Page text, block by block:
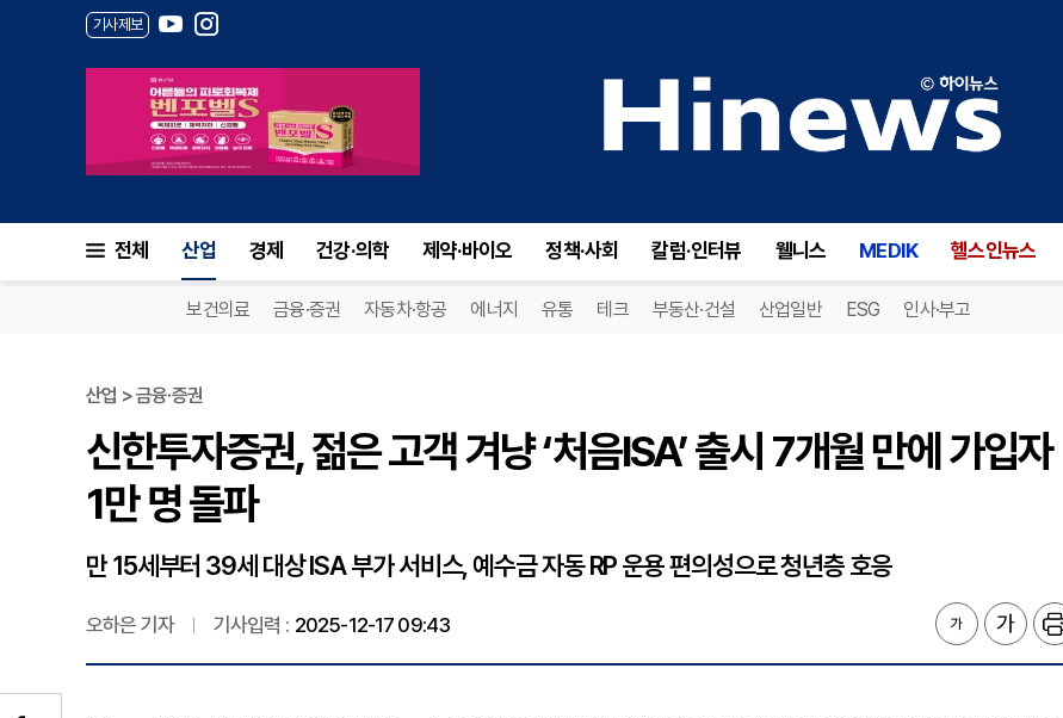
기사제보
전체 산업 경제 건강·의학 제약·바이오 정책·사회 칼럼·인터뷰 웰니스 MEDIK 헬스인뉴스
보건의료 금융·증권 자동차·항공 에너지 유통 테크 부동산·건설 산업일반 ESG 인사·부고
산업 > 금융·증권
신한투자증권, 젊은 고객 겨냥 ‘처음ISA’ 출시 7개월 만에 가입자
1만 명 돌파
만 15세부터 39세 대상 ISA 부가 서비스, 예수금 자동 RP 운용 편의성으로 청년층 호응
오하은 기자 기사입력 : 2025-12-17 09:43